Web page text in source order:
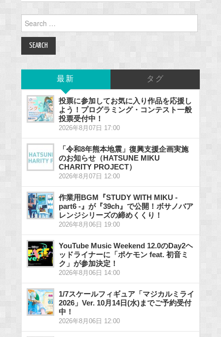
for:
最新 タグ
投票に参加してお気に入り作品を応援し
よう！プログラミング・コンテスト一般
投票受付中！
2026年8月07日 17:00
「令和8年熊本地震」復興支援企画実施
のお知らせ（HATSUNE MIKU
CHARITY PROJECT）
2026年8月07日 12:00
作業用BGM『STUDY WITH MIKU -
part6 -』が『39ch』で公開！ボサノバア
レンジシリーズの締めくくり！
2026年8月06日 19:00
YouTube Music Weekend 12.0のDay2ヘ
ッドライナーに「ポケモン feat. 初音ミ
ク」が参加決定！
2026年8月06日 14:00
1/7スケールフィギュア「マジカルミライ
2026」Ver. 10月14日(水)までご予約受付
中！
2026年8月06日 12:00